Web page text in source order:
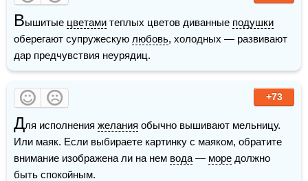
Вышитые цветами теплых цветов диванные подушки
оберегают супружескую любовь, холодных — развивают
дар предчувствия неурядиц.
+73
Для исполнения желания обычно вышивают мельницу.
Или маяк. Если выбираете картинку с маяком, обратите
внимание изображена ли на нем вода — море должно
быть спокойным.